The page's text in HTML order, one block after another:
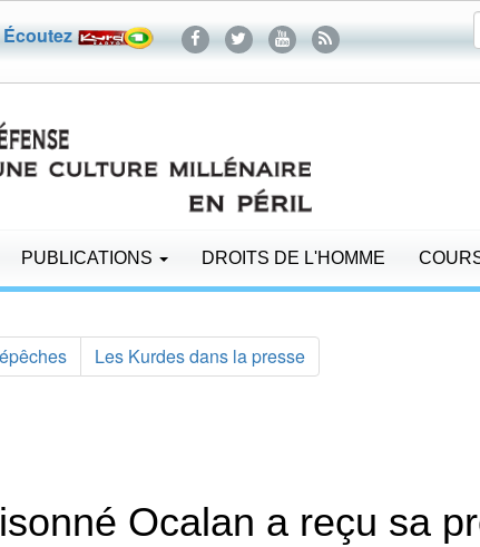
Écoutez
PUBLICATIONS DROITS DE L'HOMME
Les Kurdes dans la presse
Ocalan a reçu sa